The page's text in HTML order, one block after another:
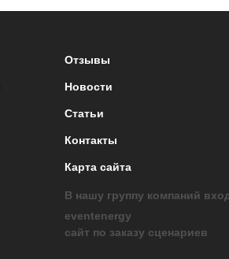
Отзывы
Новости
Статьи
Контакты
Карта сайта
В нашу группу компаний
eventenergy
сайт по заказу сценариев